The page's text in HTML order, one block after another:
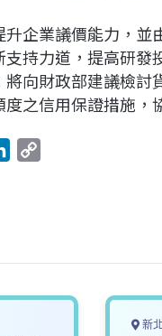
企業議價能力，
持力道，提高研
向財政部建議檢
之信用保證措施，
d
I
i
n
新